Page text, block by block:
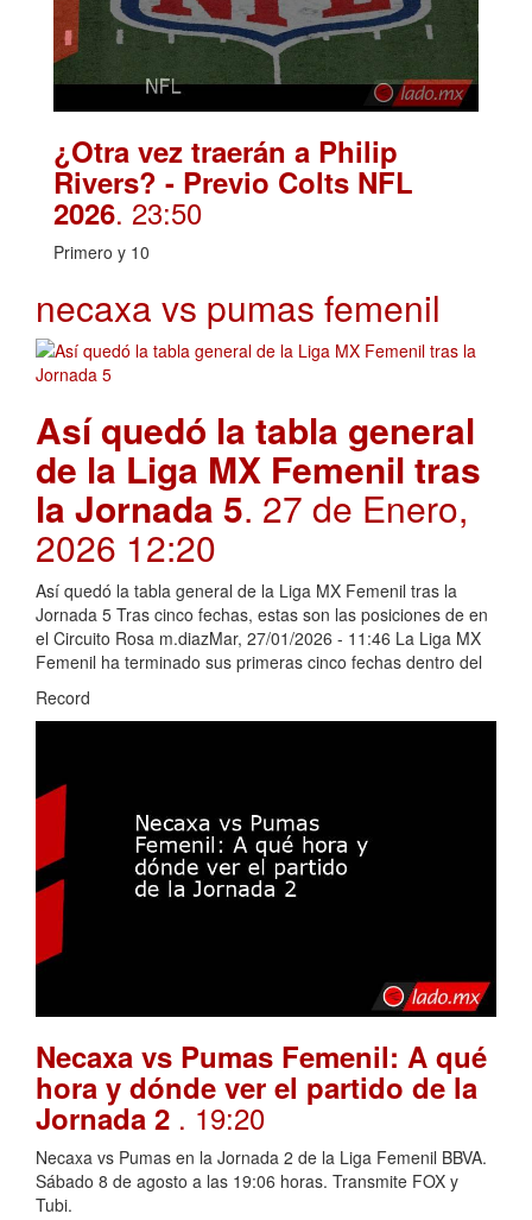
¿Otra vez traerán a Philip
Rivers? - Previo Colts NFL
2026. 23:50
Primero y 10
necaxa vs pumas femenil
Así quedó la tabla general
de la Liga MX Femenil tras
la Jornada 5. 27 de Enero,
2026 12:20
Así quedó la tabla general de la Liga MX Femenil tras la
Jornada 5 Tras cinco fechas, estas son las posiciones de en
el Circuito Rosa m.diazMar, 27/01/2026 - 11:46 La Liga MX
Femenil ha terminado sus primeras cinco fechas dentro del
Record
Necaxa vs Pumas Femenil: A qué
hora y dónde ver el partido de la
Jornada 2 . 19:20
Necaxa vs Pumas en la Jornada 2 de la Liga Femenil BBVA.
Sábado 8 de agosto a las 19:06 horas. Transmite FOX y
Tubi.